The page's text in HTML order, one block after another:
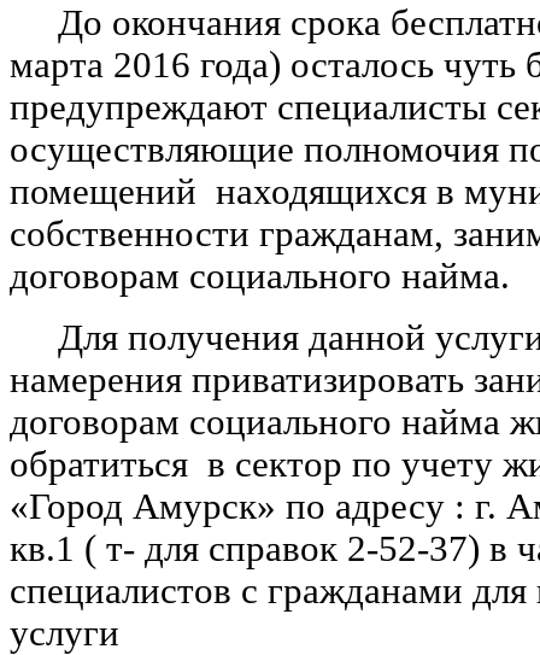
До окончания срока
марта 2016 года) осталось чуть
предупреждают специалисты
осуществляющие полномочия
помещений находящихся в
собственности гражданам,
договорам социального найма.
Для получения данной
намерения приватизировать
договорам социального найма
обратиться в сектор по учету
«Город Амурск» по адресу : г.
кв.1 ( т- для справок 2-52-37) в
специалистов с гражданами
услуги